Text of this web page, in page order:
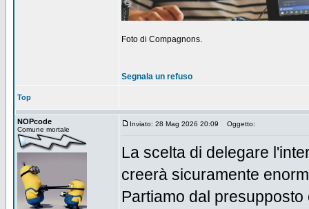
Foto di Compagnons.
Segnala un refuso
Top
NOPcode
Comune mortale
Inviato: 28 Mag 2026 20:09 Oggetto:
La scelta di delegare
creerà sicuramente
Partiamo dal